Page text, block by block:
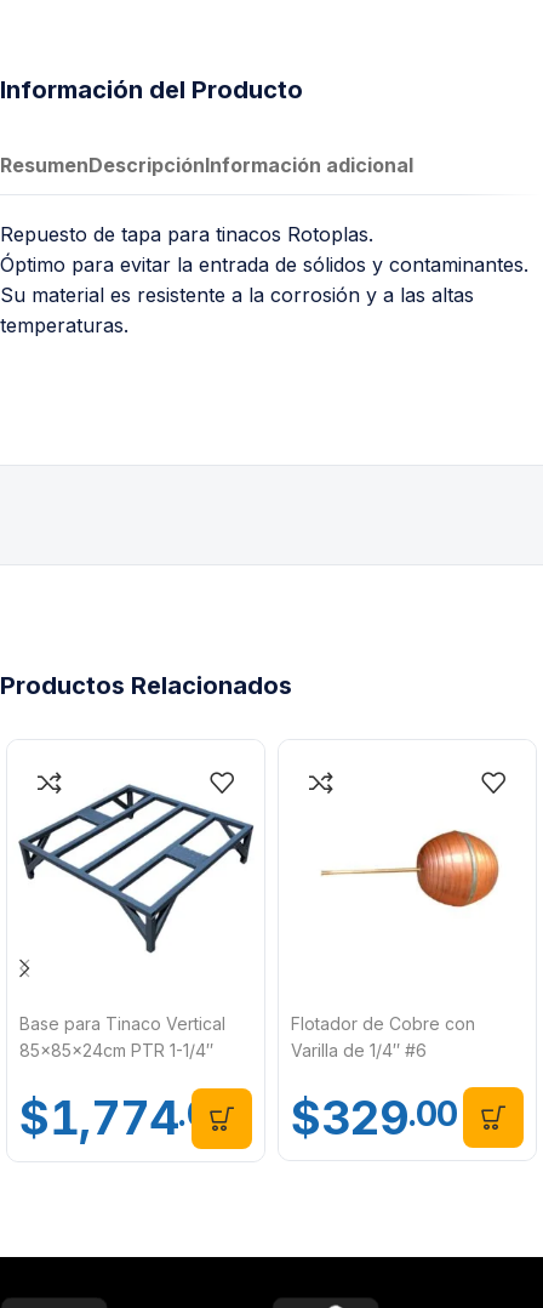
Información del Producto
ResumenDescripciónInformación adicional
Repuesto de tapa para tinacos Rotoplas.
Óptimo para evitar la entrada de sólidos y contaminantes.
Su material es resistente a la corrosión y a las altas
temperaturas.
Productos Relacionados
Base para Tinaco Vertical
85x85x24cm PTR 1-1/4″
$1,774.00
Flotador de Cobre con
Varilla de 1/4″ #6
$329.00